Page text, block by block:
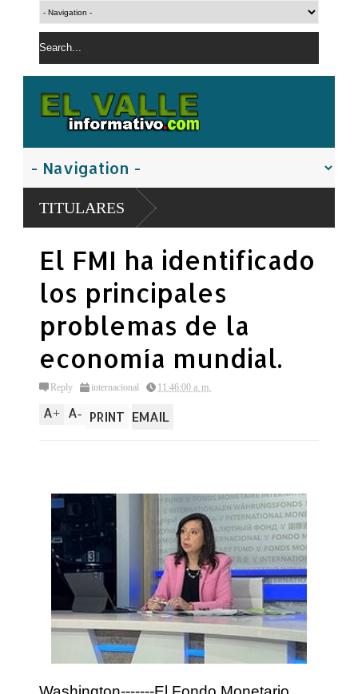
TITULARES
El FMI ha identificado
los principales
problemas de la
economía mundial.
Reply internacional 11:46:00 a. m.
A+ A- PRINT EMAIL